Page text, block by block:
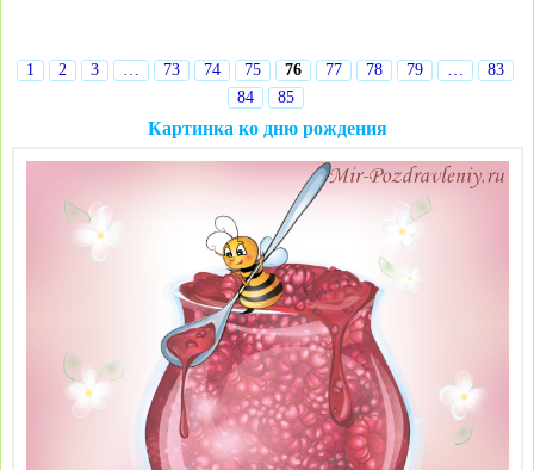
1 2 3 … 73 74 75 76 77 78 79 …
83
84
85
Картинка ко дню рождения